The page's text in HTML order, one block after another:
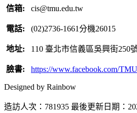
信箱: cis@tmu.edu.tw
電話: (02)2736-1661分機26015
地址: 110 臺北市信義區吳興街250
臉書: https://www.facebook.com/
Designed by Rainbow
造訪人次：781935 最後更新日期：